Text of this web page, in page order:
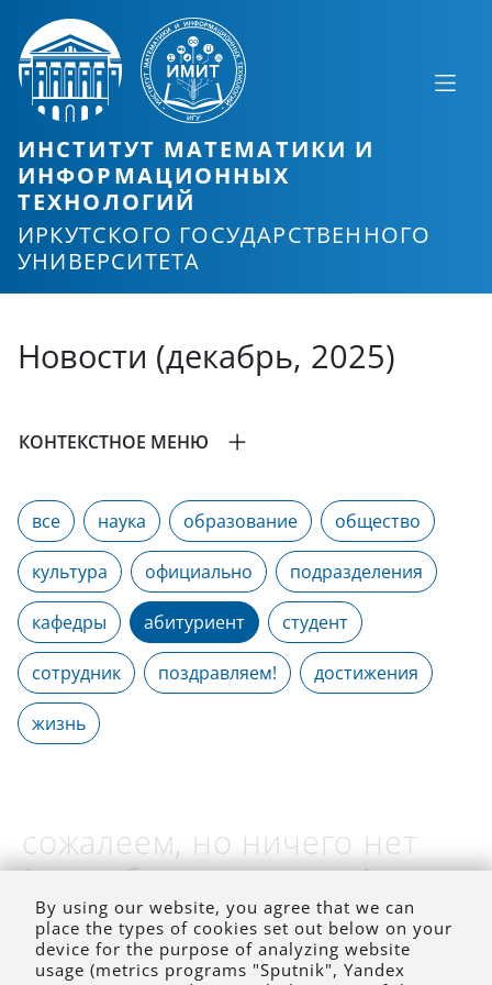
ИНСТИТУТ МАТЕМАТИКИ И
ИНФОРМАЦИОННЫХ
ТЕХНОЛОГИЙ
ИРКУТСКОГО ГОСУДАРСТВЕННОГО
УНИВЕРСИТЕТА
Новости (декабрь, 2025)
КОНТЕКСТНОЕ МЕНЮ
все наука образование общество
культура официально подразделения
кафедры абитуриент студент
сотрудник поздравляем! достижения
жизнь
сожалеем, но ничего нет
(на выбранное время)
By using our website, you agree that we can
place the types of cookies set out below on your
device for the purpose of analyzing website
usage (metrics programs "Sputnik", Yandex